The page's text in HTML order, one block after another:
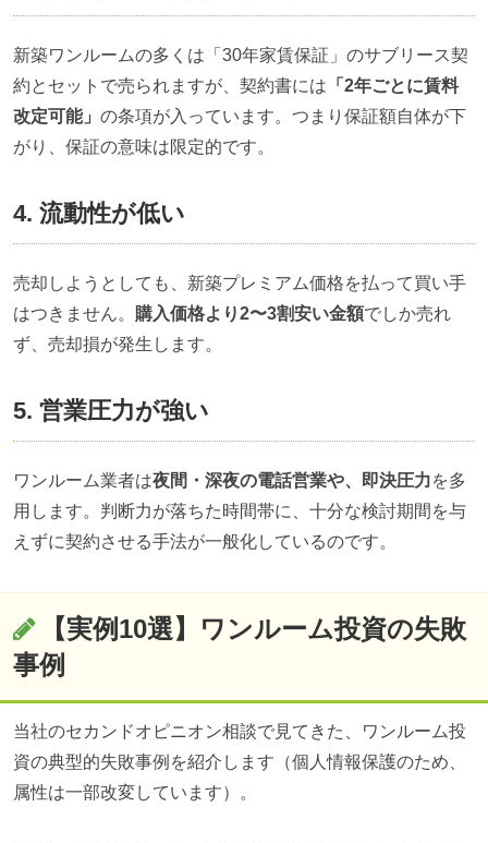
新築ワンルームの多くは「30年家賃保証」のサブリース契
約とセットで売られますが、契約書には 「2年ごとに賃料
改定可能」 の条項が入っています。つまり保証額自体が下
がり、保証の意味は限定的です。
4. 流動性が低い
売却しようとしても、新築プレミアム価格を払って買い手
はつきません。 購入価格より2〜3割安い金額でしか売れ
ず、売却損が発生します。
5. 営業圧力が強い
ワンルーム業者は夜間・深夜の電話営業や、即決圧力を多
用します。判断力が落ちた時間帯に、十分な検討期間を与
えずに契約させる手法が一般化しているのです。
【実例10選】ワンルーム投資の失敗
事例
当社のセカンドオピニオン相談で見てきた、ワンルーム投
資の典型的失敗事例を紹介します（個人情報保護のため、
属性は一部改変しています）。